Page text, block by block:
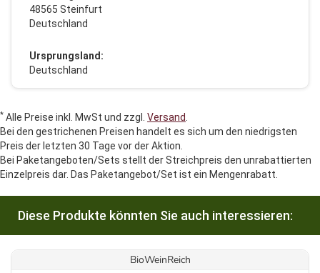
48565 Steinfurt
Deutschland
Ursprungsland:
Deutschland
* Alle Preise inkl. MwSt und zzgl. Versand
Bei den gestrichenen Preisen handelt es sich um den niedrigsten
Preis der letzten 30 Tage vor der Aktion.
Bei Paketangeboten/Sets stellt der Streichpreis den unrabattierten
Einzelpreis dar. Das Paketangebot/Set ist ein Mengenrabatt.
Diese Produkte könnten Sie auch interessieren:
BioWeinReich